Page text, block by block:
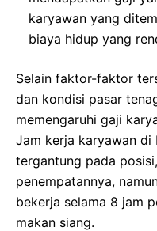
karyawan yang
biaya hidup yang
Selain faktor-faktor
dan kondisi pasar
memengaruhi gaji
Jam kerja karyawan di
tergantung pada
penempatannya,
bekerja selama 8 jam
makan siang.